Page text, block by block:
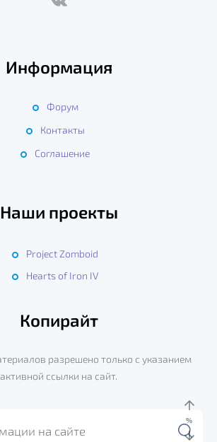
Информация
Форум
Контакты
Соглашение
Наши проекты
Project Zomboid
Hearts of Iron IV
Копирайт
разрешено только с указанием
активной ссылки на сайт.
%